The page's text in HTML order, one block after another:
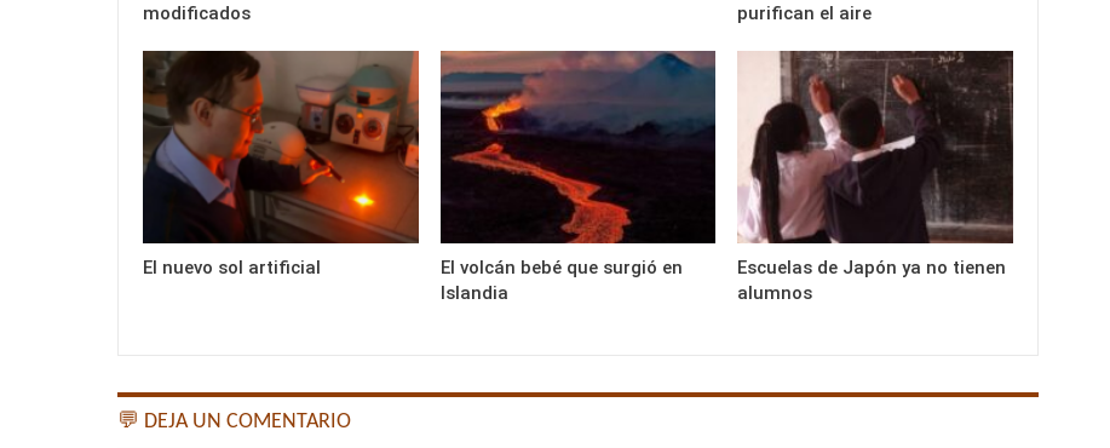
modificados
purifican el aire
El nuevo sol artificial
El volcán bebé que surgió en
Islandia
Escuelas de Japón ya no tienen
alumnos
💬 DEJA UN COMENTARIO